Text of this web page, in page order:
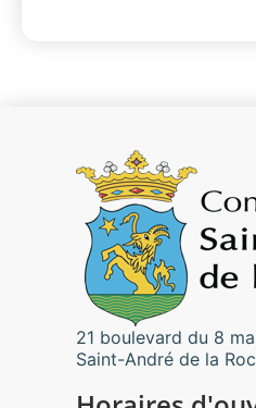
21 boulevard du 8
Saint-André de la